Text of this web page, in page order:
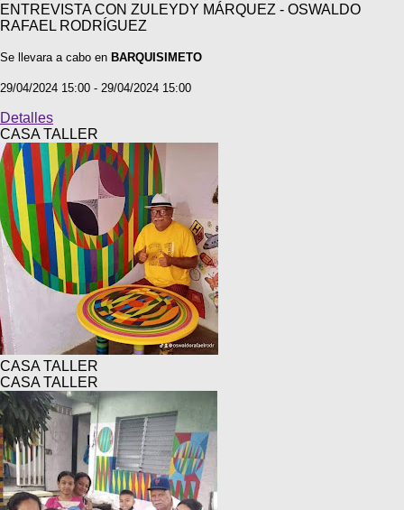
ENTREVISTA CON ZULEYDY MÁRQUEZ - OSWALDO
RAFAEL RODRÍGUEZ
Se llevara a cabo en BARQUISIMETO
29/04/2024 15:00 - 29/04/2024 15:00
Detalles
CASA TALLER
CASA TALLER
CASA TALLER